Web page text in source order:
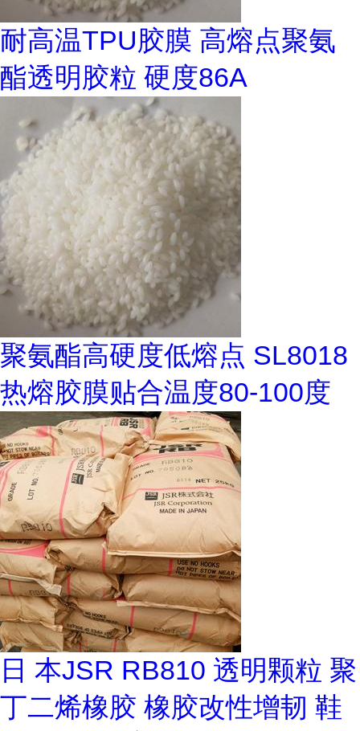
耐高温TPU胶膜 高熔点聚氨
酯透明胶粒 硬度86A
聚氨酯高硬度低熔点 SL8018
热熔胶膜贴合温度80-100度
日 本JSR RB810 透明颗粒 聚
丁二烯橡胶 橡胶改性增韧 鞋